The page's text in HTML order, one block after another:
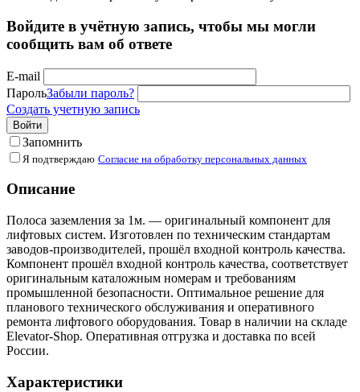
Войдите в учётную запись, чтобы мы могли
сообщить вам об ответе
E-mail
ПарольЗабыли пароль?
Создать учетную запись
Войти
Запомнить
Я подтверждаю Согласие на обработку персональных данных
Описание
Полоса заземления за 1м. — оригинальный компонент для
лифтовых систем. Изготовлен по техническим стандартам
заводов-производителей, прошёл входной контроль качества.
Компонент прошёл входной контроль качества, соответствует
оригинальным каталожным номерам и требованиям
промышленной безопасности. Оптимальное решение для
планового технического обслуживания и оперативного
ремонта лифтового оборудования. Товар в наличии на складе
Elevator-Shop. Оперативная отгрузка и доставка по всей
России.
Характеристики